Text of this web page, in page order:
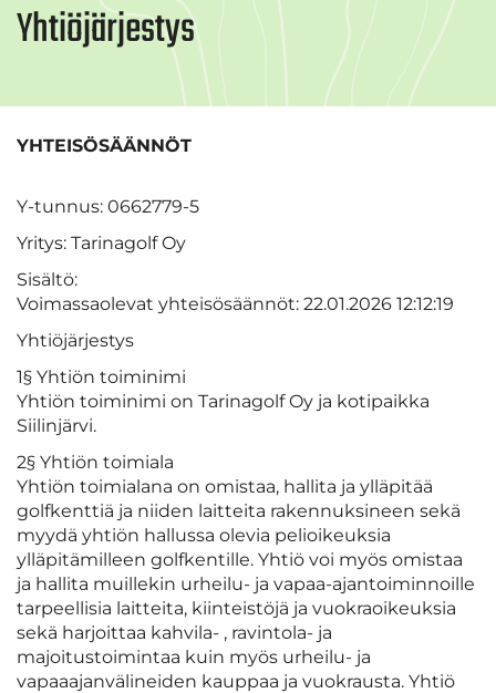
Yhtiöjärjestys
YHTEISÖSÄÄNNÖT
Y-tunnus: 0662779-5
Yritys: Tarinagolf Oy
Sisältö:
Voimassaolevat yhteisösäännöt: 22.01.2026 12:12:19
Yhtiöjärjestys
1§ Yhtiön toiminimi
Yhtiön toiminimi on Tarinagolf Oy ja kotipaikka
Siilinjärvi.
2§ Yhtiön toimiala
Yhtiön toimialana on omistaa, hallita ja ylläpitää
golfkenttiä ja niiden laitteita rakennuksineen sekä
myydä yhtiön hallussa olevia pelioikeuksia
ylläpitämilleen golfkentille. Yhtiö voi myös omistaa
ja hallita muillekin urheilu- ja vapaa-ajantoiminnoille
tarpeellisia laitteita, kiinteistöjä ja vuokraoikeuksia
sekä harjoittaa kahvila- , ravintola- ja
majoitustoimintaa kuin myös urheilu- ja
vapaaajanvälineiden kauppaa ja vuokrausta. Yhtiö